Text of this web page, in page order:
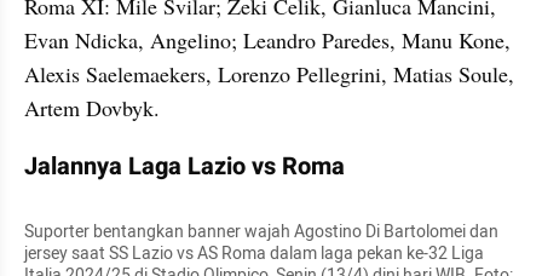
Roma XI: Mile Svilar; Zeki Celik, Gianluca Mancini,
Evan Ndicka, Angelino; Leandro Paredes, Manu Kone,
Alexis Saelemaekers, Lorenzo Pellegrini, Matias Soule,
Artem Dovbyk.
Jalannya Laga Lazio vs Roma
Suporter bentangkan banner wajah Agostino Di Bartolomei dan
jersey saat SS Lazio vs AS Roma dalam laga pekan ke-32 Liga